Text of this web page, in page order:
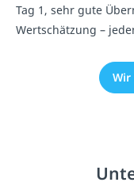
Tag 1, sehr gute
Wertschätzung –
Wir